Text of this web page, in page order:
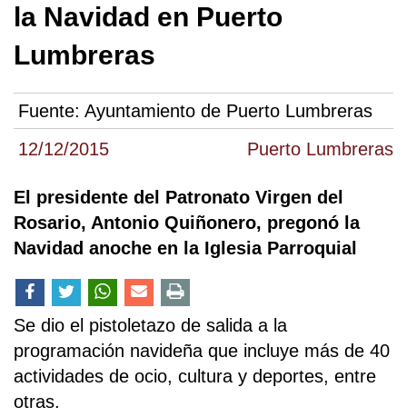
12/12/2015 Puerto Lumbreras
la Navidad en Puerto
Lumbreras
Fuente: Ayuntamiento de Puerto Lumbreras
El presidente del Patronato Virgen del
Rosario, Antonio Quiñonero, pregonó la
Navidad anoche en la Iglesia Parroquial
Se dio el pistoletazo de salida a la
programación navideña que incluye más de 40
actividades de ocio, cultura y deportes, entre
otras.